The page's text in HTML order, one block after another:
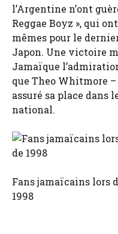
l’Argentine n’ont
Reggae Boyz », qui
mêmes pour le
Japon. Une victoire
Jamaïque
que Theo Whitmore
assuré sa place dans
national.
Fans jamaïcains lors
1998